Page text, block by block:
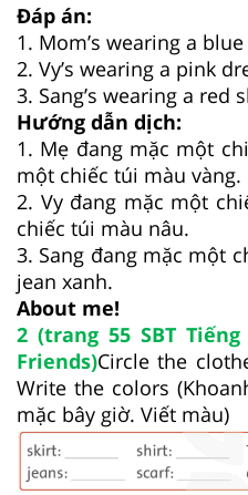
Đáp án:
1. Mom’s wearing a
2. Vy’s wearing a pink
3. Sang’s wearing a red
Hướng dẫn dịch:
1. Mẹ đang mặc một
một chiếc túi màu vàng.
2. Vy đang mặc một
chiếc túi màu nâu.
3. Sang đang mặc một
jean xanh.
About me!
2 (trang 55 SBT
Friends)Circle the
Write the colors
mặc bây giờ. Viết màu)